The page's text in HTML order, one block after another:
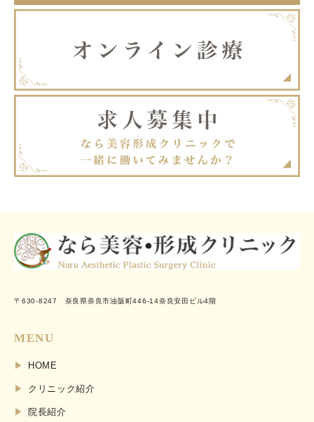
〒630-8247 奈良県奈良市油阪町446-14奈良安田ビル4階
MENU
HOME
クリニック紹介
院長紹介